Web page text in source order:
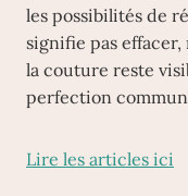
les possibilités de
signifie pas
la couture reste
perfection
Lire les articles ici